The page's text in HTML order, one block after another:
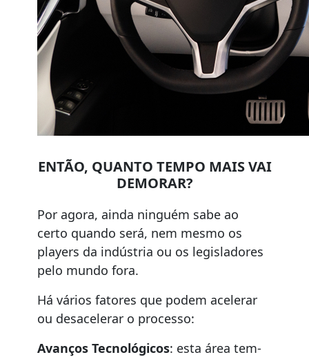
ENTÃO, QUANTO TEMPO MAIS VAI
DEMORAR?
Por agora, ainda ninguém sabe ao
certo quando será, nem mesmo os
players da indústria ou os legisladores
pelo mundo fora.
Há vários fatores que podem acelerar
ou desacelerar o processo:
Avanços Tecnológicos: esta área tem-